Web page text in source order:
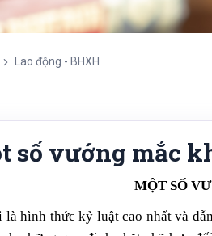
Lao động - BHXH
số vướng mắc
MỘT SỐ
là hình thức kỷ luật cao nhất và